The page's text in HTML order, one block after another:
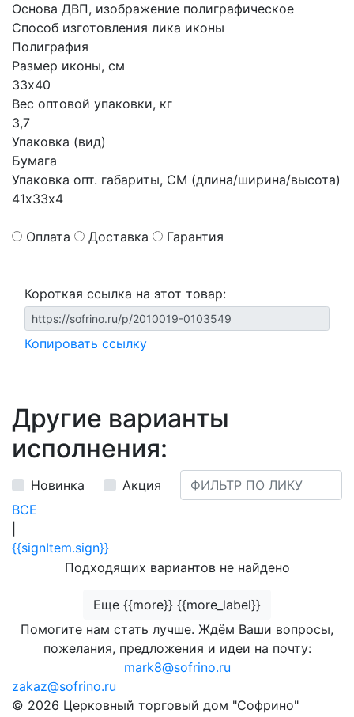
Основа ДВП, изображение полиграфическое
Способ изготовления лика иконы
Полиграфия
Размер иконы, см
33х40
Вес оптовой упаковки, кг
3,7
Упаковка (вид)
Бумага
Упаковка опт. габариты, СМ (длина/ширина/высота)
41х33х4
Оплата Доставка Гарантия
Короткая ссылка на этот товар:
Копировать ссылку
Другие варианты
исполнения:
Новинка
Акция
ВСЕ
{{signItem.sign}}
Подходящих вариантов не найдено
Еще {{more}} {{more_label}}
Помогите нам стать лучше. Ждём Ваши вопросы,
пожелания, предложения и идеи на почту:
mark8@sofrino.ru
zakaz@sofrino.ru
© 2026 Церковный торговый дом "Софрино"